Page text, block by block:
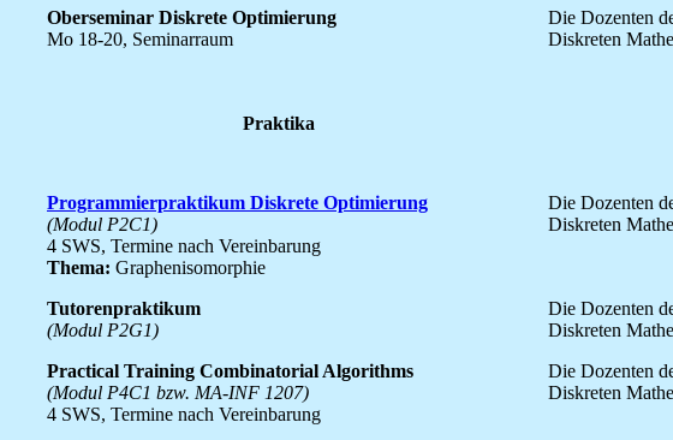
Oberseminar Diskrete Optimierung
Mo 18-20, Seminarraum
Die Dozenten
Diskreten
Praktika
Programmierpraktikum Diskrete Optimierung
(Modul P2C1)
4 SWS, Termine nach Vereinbarung
Thema: Graphenisomorphie
Die Dozenten
Diskreten
Tutorenpraktikum
(Modul P2G1)
Die Dozenten
Diskreten
Practical Training Combinatorial Algorithms
(Modul P4C1 bzw. MA-INF 1207)
4 SWS, Termine nach Vereinbarung
Die Dozenten
Diskreten